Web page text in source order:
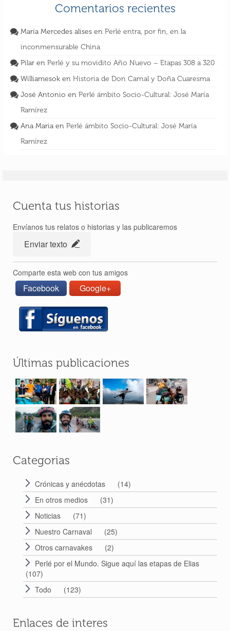
Comentarios recientes
María Mercedes alises en Perlé entra, por fin, en la
inconmensurable China
Pilar en Perlé y su movidito Año Nuevo – Etapas 308 a 320
Williamesok en Historia de Don Carnal y Doña Cuaresma
José Antonio en Perlé ámbito Socio-Cultural: José María
Ramírez
Ana Maria en Perlé ámbito Socio-Cultural: José María
Ramírez
Cuenta tus historias
Envíanos tus relatos o historias y las publicaremos
Enviar texto
Comparte esta web con tus amigos
Facebook Google+
Últimas publicaciones
Categorias
Crónicas y anécdotas
(14)
En otros medios
(31)
Noticias
(71)
Nuestro Carnaval
(25)
Otros carnavakes
(2)
Perlé por el Mundo. Sigue aquí las etapas de Elias
(107)
Todo
(123)
Enlaces de interes